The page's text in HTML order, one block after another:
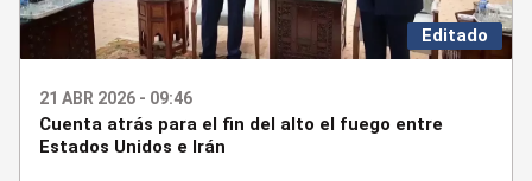
Editado
21 ABR 2026 - 09:46
Cuenta atrás para el fin del alto el fuego entre
Estados Unidos e Irán